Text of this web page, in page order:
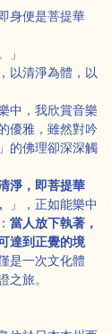
身便是菩提華
」
以清淨為體，以
中，我欣賞音樂
優雅，雖然對吟
的佛理卻深深觸
淨，即菩提華
」，正如能樂中
當人放下執著，
達到正覺的境
是一次文化體
旅。